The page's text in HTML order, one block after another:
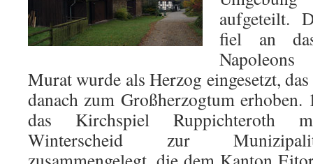
aufgeteilt.
fiel an
Murat wurde als Herzog eingesetzt,
danach zum Großherzogtum
das Kirchspiel Ruppichteroth
Winterscheid zur